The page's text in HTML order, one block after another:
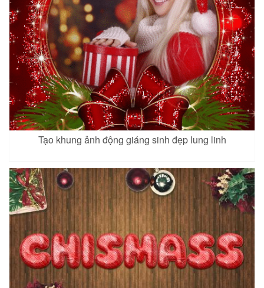
Tạo khung ảnh động giáng sinh đẹp lung linh